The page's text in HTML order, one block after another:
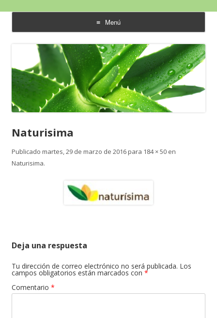
Aloe Vera y Calidad de Vida
Menú
saltar
contenido
Naturisima
Publicado martes, 29 de marzo de 2016para 184 × 50 en
Naturisima.
Deja una respuesta
Tu dirección de correo electrónico no será publicada. Los
campos obligatorios están marcados con *
Comentario *